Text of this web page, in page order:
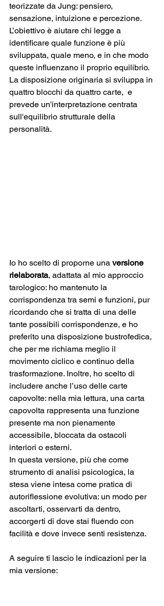
teorizzate da Jung: pensiero,
sensazione, intuizione e percezione.
L’obiettivo è aiutare chi legge a
identificare quale funzione è più
sviluppata, quale meno, e in che modo
queste influenzano il proprio equilibrio.
La disposizione originaria si sviluppa in
quattro blocchi da quattro carte,  e
prevede un'interpretazione centrata
sull'equilibrio strutturale della
personalità.
Io ho scelto di proporne una versione
rielaborata, adattata al mio approccio
tarologico: ho mantenuto la
corrispondenza tra semi e funzioni, pur
ricordando che si tratta di una delle
tante possibili corrispondenze, e ho
preferito una disposizione bustrofedica,
che per me richiama meglio il
movimento ciclico e continuo della
trasformazione. Inoltre, ho scelto di
includere anche l’uso delle carte
capovolte: nella mia lettura, una carta
capovolta rappresenta una funzione
presente ma non pienamente
accessibile, bloccata da ostacoli
interiori o esterni.
In questa versione, più che come
strumento di analisi psicologica, la
stesa viene intesa come pratica di
autoriflessione evolutiva: un modo per
ascoltarti, osservarti da dentro,
accorgerti di dove stai fluendo con
facilità e dove invece senti resistenza.
A seguire ti lascio le indicazioni per la
mia versione: